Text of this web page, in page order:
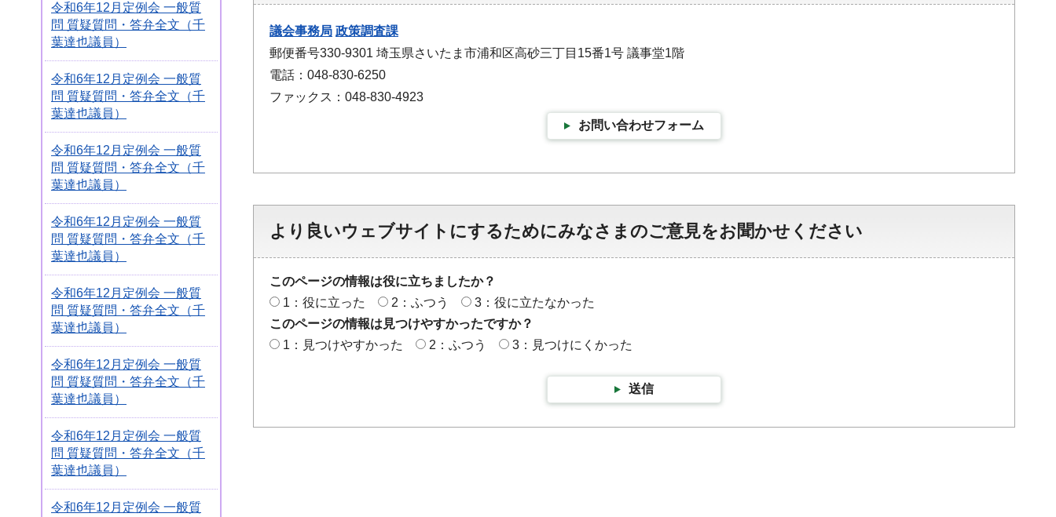
令和6年12月定例会 一般質
問 質疑質問・答弁全文（千
葉達也議員）
令和6年12月定例会 一般質
問 質疑質問・答弁全文（千
葉達也議員）
令和6年12月定例会 一般質
問 質疑質問・答弁全文（千
葉達也議員）
令和6年12月定例会 一般質
問 質疑質問・答弁全文（千
葉達也議員）
令和6年12月定例会 一般質
問 質疑質問・答弁全文（千
葉達也議員）
令和6年12月定例会 一般質
問 質疑質問・答弁全文（千
葉達也議員）
令和6年12月定例会 一般質
問 質疑質問・答弁全文（千
葉達也議員）
令和6年12月定例会 一般質
議会事務局 政策調査課
郵便番号330-9301 埼玉県さいたま市浦和区高砂三丁目15番1号 議事堂1階
電話：048-830-6250
ファックス：048-830-4923
お問い合わせフォーム
より良いウェブサイトにするためにみなさまのご意見をお聞かせください
このページの情報は役に立ちましたか？
1：役に立った
2：ふつう
3：役に立たなかった
このページの情報は見つけやすかったですか？
1：見つけやすかった
2：ふつう 3：見つけにくかった
送信